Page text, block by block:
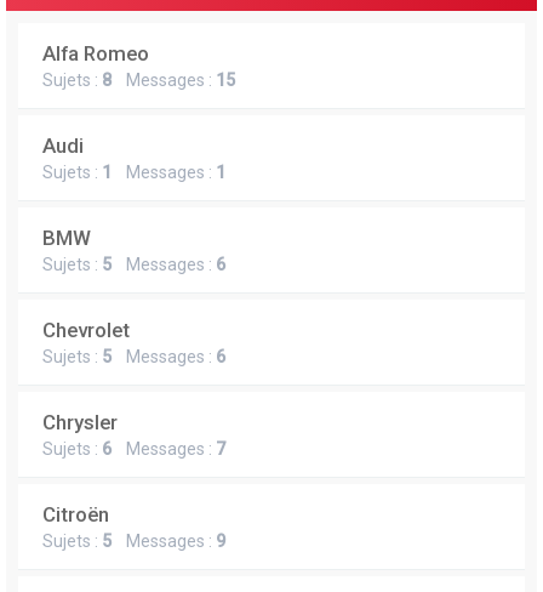
Alfa Romeo
Sujets : 8 Messages : 15
Audi
Sujets : 1 Messages : 1
BMW
Sujets : 5 Messages : 6
Chevrolet
Sujets : 5 Messages : 6
Chrysler
Sujets : 6 Messages : 7
Citroën
Sujets : 5 Messages : 9